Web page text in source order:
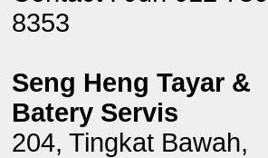
8353
Seng Heng Tayar &
Batery Servis
204, Tingkat Bawah,